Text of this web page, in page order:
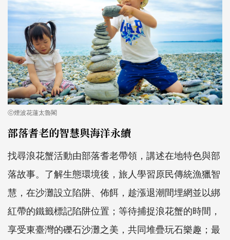
ⓒ煙波花蓮太魯閣
部落耆老的智慧與海洋永續
找尋浪花蟹活動由部落耆老帶領，講述在地特色與部
落故事。了解生態環境後，旅人學習原民傳統漁獵智
慧，在沙灘設立陷阱、佈餌，趁漲退潮間埋網並以綁
紅帶的鐵籤標記陷阱位置；等待捕捉浪花蟹的時間，
享受東臺灣的礫石沙灘之美，共同堆疊玩石樂趣；最